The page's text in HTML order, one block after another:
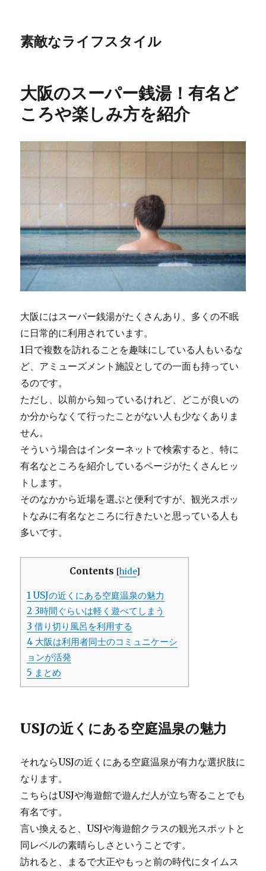
素敵なライフスタイル
大阪のスーパー銭湯！有名ど
ころや楽しみ方を紹介
大阪にはスーパー銭湯がたくさんあり、多くの不眠
に日常的に利用されています。
1日で複数を訪れることを趣味にしている人もいるな
ど、アミューズメント施設としての一面も持ってい
るのです。
ただし、以前から知っているけれど、どこが良いの
か分からなくて行ったことがない人も少なくありま
せん。
そういう場合はインターネットで検索すると、特に
有名なところを紹介しているページがたくさんヒッ
トします。
そのなかから近場を選ぶと便利ですが、観光スポッ
トなみに有名なところに行きたいと思っている人も
多いです。
Contents [hide]
1 USJの近くにある空庭温泉の魅力
2 3時間ぐらいは軽く遊べてしまう
3 借り切り風呂を利用する
4 大阪は利用者同士のコミュニケーシ
ョンが活発
5 まとめ
USJの近くにある空庭温泉の魅力
それならUSJの近くにある空庭温泉が有力な選択肢に
なります。
こちらはUSJや海遊館で遊んだ人が立ち寄ることでも
有名です。
言い換えると、USJや海遊館クラスの観光スポットと
同レベルの素晴らしさということです。
訪れると、まるで大正やもっと前の時代にタイムス